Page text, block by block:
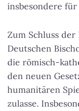
insbesondere für
Zum Schluss
Deutschen
die römisch-
den neuen
humanitären
zulasse.